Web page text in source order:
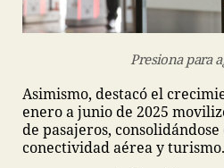
Presiona para
Asimismo, destacó el
enero a junio de 2025
de pasajeros,
conectividad aérea y turismo.